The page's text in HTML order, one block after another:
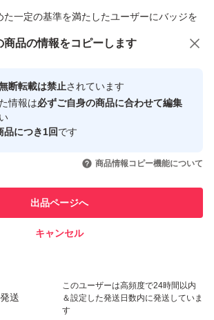
た一定の基準を満たしたユーザーにバッジを
心・安全なユーザーです
引を完了させた実績があります
での取引実績があります
送
このユーザーは高頻度で24時間以内
＆設定した発送日数内に発送していま
す
商品の情報をコピーします
断転載は禁止されています
情報は必ずご自身の商品に合わせて編集
品につき1回です
商品情報コピー機能について
出品ページへ
キャンセル
る人にオススメ